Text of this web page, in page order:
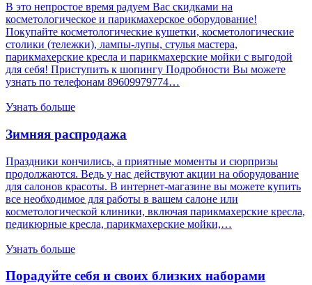
В это непростое время радуем Вас скидками на
косметологическое и парикмахерское оборудование!
Покупайте косметологические кушетки, косметологические
столики (тележки), лампы-лупы, стулья мастера,
парикмахерские кресла и парикмахерские мойки с выгодой
для себя! Приступить к шопингу Подробности Вы можете
узнать по телефонам 89609979774…
Узнать больше
Зимняя распродажа
Праздники кончились, а приятные моменты и сюрпризы
продолжаются. Ведь у нас действуют акции на оборудование
для салонов красоты. В интернет-магазине вы можете купить
все необходимое для работы в вашем салоне или
косметологической клиники, включая парикмахерские кресла,
педикюрные кресла, парикмахерские мойки,…
Узнать больше
Порадуйте себя и своих близких наборами